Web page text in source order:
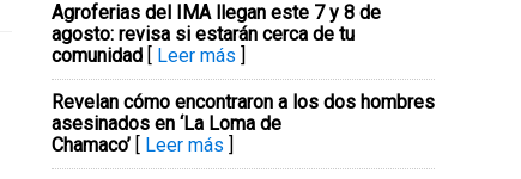
Agroferias del IMA llegan este 7 y 8 de
agosto: revisa si estarán cerca de tu
comunidad [ Leer más ]
Revelan cómo encontraron a los dos hombres
asesinados en ‘La Loma de
Chamaco’ [ Leer más ]